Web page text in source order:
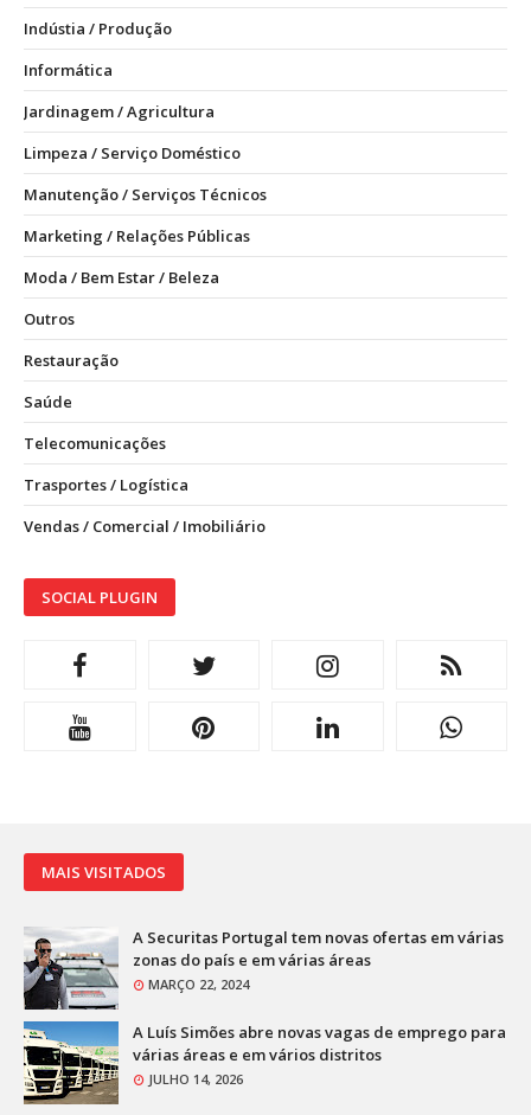
Indústia / Produção
Informática
Jardinagem / Agricultura
Limpeza / Serviço Doméstico
Manutenção / Serviços Técnicos
Marketing / Relações Públicas
Moda / Bem Estar / Beleza
Outros
Restauração
Saúde
Telecomunicações
Trasportes / Logística
Vendas / Comercial / Imobiliário
SOCIAL PLUGIN
MAIS VISITADOS
A Securitas Portugal tem novas ofertas em várias
zonas do país e em várias áreas
MARÇO 22, 2024
A Luís Simões abre novas vagas de emprego para
várias áreas e em vários distritos
JULHO 14, 2026